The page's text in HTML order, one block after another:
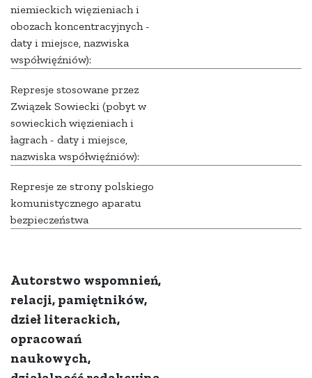
niemieckich więzieniach i
obozach koncentracyjnych -
daty i miejsce, nazwiska
współwięźniów):
Represje stosowane przez
Związek Sowiecki (pobyt w
sowieckich więzieniach i
łagrach - daty i miejsce,
nazwiska współwięźniów):
Represje ze strony polskiego
komunistycznego aparatu
bezpieczeństwa
Autorstwo wspomnień,
relacji, pamiętników,
dzieł literackich,
opracowań
naukowych,